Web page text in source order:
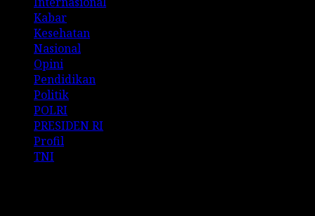
Kabar
Kesehatan
Nasional
Opini
Pendidikan
Politik
POLRI
PRESIDEN RI
Profil
TNI